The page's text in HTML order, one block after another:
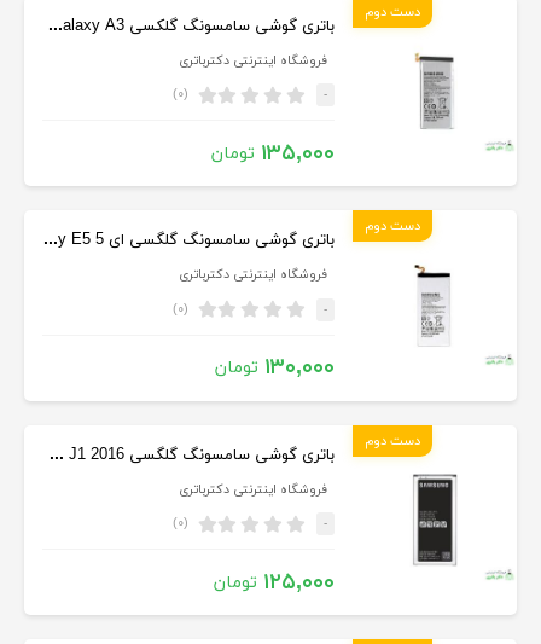
دست دوم
باتری گوشی سامسونگ گلکسی Samsung Galaxy A3
فروشگاه اینترنتی دکترباتری
- (۰)
۱۳۵,۰۰۰ تومان
دست دوم
باتری گوشی سامسونگ گلگسی ای 5 Samsung Galaxy E5
فروشگاه اینترنتی دکترباتری
- (۰)
۱۳۰,۰۰۰ تومان
دست دوم
باتری گوشی سامسونگ گلگسی Samsung Galaxy J1 2016
فروشگاه اینترنتی دکترباتری
- (۰)
۱۲۵,۰۰۰ تومان